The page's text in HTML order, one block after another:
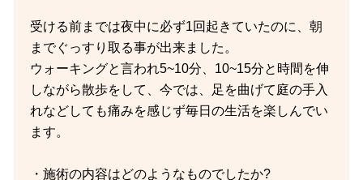
受ける前までは夜中に必ず1回起きていたのに、朝
までぐっすり取る事が出来ました。
ウォーキングと言われ5~10分、10~15分と時間を伸
しながら散歩をして、今では、足を曲げて庭の手入
れなどしても痛みを感じず毎日の生活を楽しんでい
ます。
・施術の内容はどのようなものでしたか?